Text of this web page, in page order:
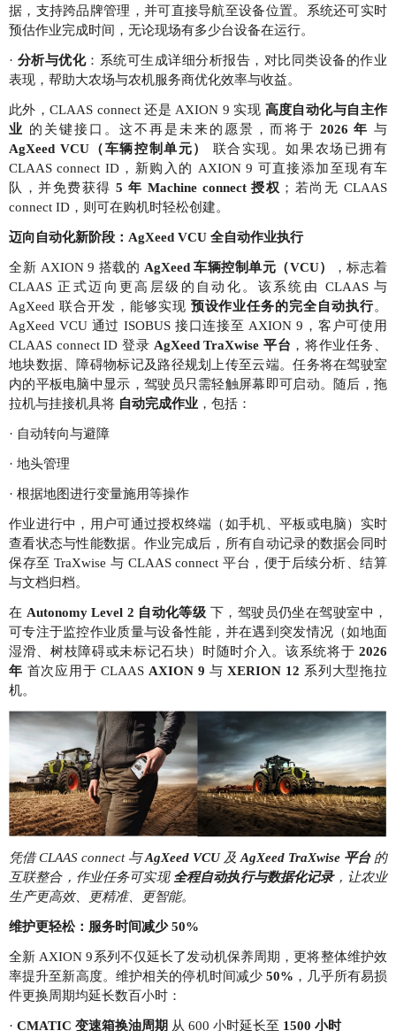
据，支持跨品牌管理，并可直接导航至设备位置。系统还可实时
预估作业完成时间，无论现场有多少台设备在运行。
· 分析与优化：系统可生成详细分析报告，对比同类设备的作业
表现，帮助大农场与农机服务商优化效率与收益。
此外，CLAAS connect 还是 AXION 9 实现 高度自动化与自主作
业 的关键接口。这不再是未来的愿景，而将于 2026 年 与
AgXeed VCU（车辆控制单元）
联合实现。如果农场已拥有
CLAAS connect ID，新购入的 AXION 9 可直接添加至现有车
队，并免费获得5 年 Machine connect 授权 ；若尚无 CLAAS
connect ID，则可在购机时轻松创建。
迈向自动化新阶段：AgXeed VCU 全自动作业执行
全新 AXION 9 搭载的 AgXeed 车辆控制单元（VCU）
，标志着
CLAAS 正式迈向更高层级的自动化。该系统由 CLAAS 与
AgXeed 联合开发，能够实现 预设作业任务的完全自动执行。
AgXeed VCU 通过 ISOBUS 接口连接至 AXION 9，客户可使用
CLAAS connect ID 登录 AgXeed TraXwise 平台 ，将作业任务、
地块数据、障碍物标记及路径规划上传至云端。任务将在驾驶室
内的平板电脑中显示，驾驶员只需轻触屏幕即可启动。随后，拖
拉机与挂接机具将 自动完成作业 ，包括：
· 自动转向与避障
· 地头管理
· 根据地图进行变量施用等操作
作业进行中，用户可通过授权终端（如手机、平板或电脑）实时
查看状态与性能数据。作业完成后，所有自动记录的数据会同时
保存至 TraXwise 与 CLAAS connect 平台，便于后续分析、结算
与文档归档。
在 Autonomy Level 2 自动化等级 下，驾驶员仍坐在驾驶室中，
可专注于监控作业质量与设备性能，并在遇到突发情况（如地面
湿滑、树枝障碍或未标记石块）时随时介入。该系统将于 2026
年 首次应用于 CLAASAXION 9 与XERION 12 系列大型拖拉
机。
凭借 CLAAS connect 与AgXeed VCU及 AgXeed TraXwise 平台的
互联整合，作业任务可实现 全程自动执行与数据化记录，让农业
生产更高效、更精准、更智能。
维护更轻松：服务时间减少 50%
全新 AXION 9系列不仅延长了发动机保养周期，更将整体维护效
率提升至新高度。维护相关的停机时间减少50% ，几乎所有易损
件更换周期均延长数百小时：
· CMATIC 变速箱换油周期 从 600 小时延长至 1500 小时